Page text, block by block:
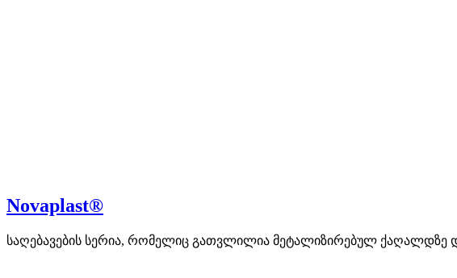
Novaplast®
საღებავების სერია, რომელიც გათვლილია მეტალიზირებულ ქაღალდზე